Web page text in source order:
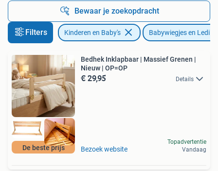
Bewaar je zoekopdracht
Filters Kinderen en Baby's Babywiegjes en
De beste prijs
Bedhek Inklapbaar | Massief Grenen |
Nieuw | OP=OP
€ 29,95 Details
Bezoek website
Topadvertentie
Vandaag